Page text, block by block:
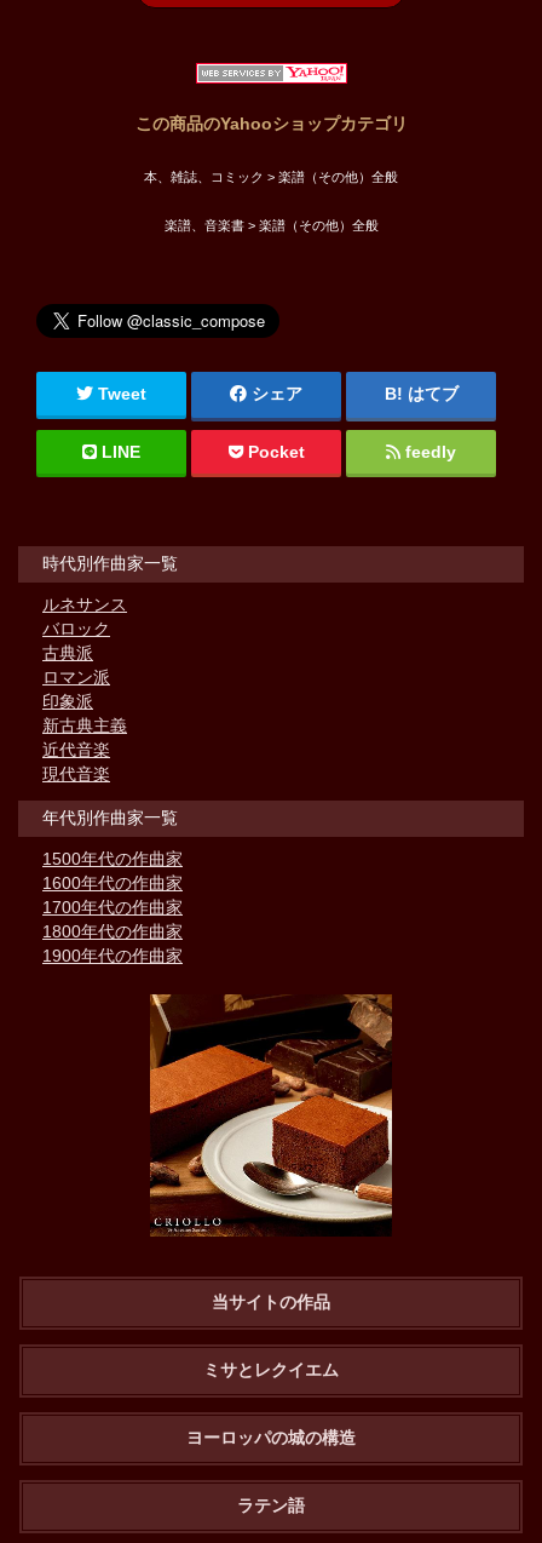
この商品のYahooショップカテゴリ
本、雑誌、コミック > 楽譜（その他）全般
楽譜、音楽書 > 楽譜（その他）全般
Tweet シェア はてブ
LINE Pocket feedly
時代別作曲家一覧
ルネサンス
バロック
古典派
ロマン派
印象派
新古典主義
近代音楽
現代音楽
年代別作曲家一覧
1500年代の作曲家
1600年代の作曲家
1700年代の作曲家
1800年代の作曲家
1900年代の作曲家
当サイトの作品
ミサとレクイエム
ヨーロッパの城の構造
ラテン語